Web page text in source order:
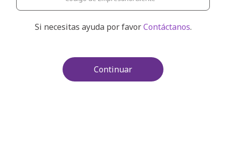
Si necesitas ayuda por favorContáctanos.
Continuar